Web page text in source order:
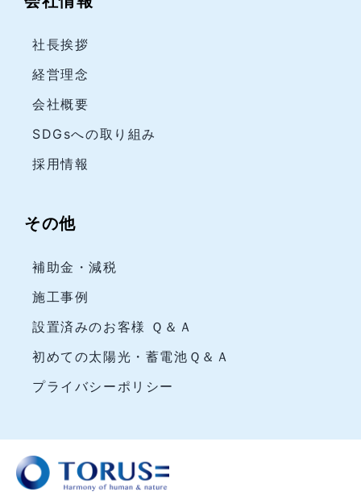
社長挨拶
経営理念
会社概要
SDGsへの取り組み
採用情報
その他
補助金・減税
施工事例
設置済みのお客様 Ｑ＆Ａ
初めての太陽光・蓄電池Ｑ＆Ａ
プライバシーポリシー